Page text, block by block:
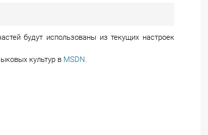
будут использованы из текущих настроек
культур в MSDN.